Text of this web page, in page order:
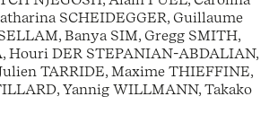
SCHEIDEGGER, Guillaume
Banya SIM, Gregg SMITH,
Houri DER STEPANIAN-ABDALIAN,
TARRIDE, Maxime THIEFFINE,
Yannig WILLMANN, Takako